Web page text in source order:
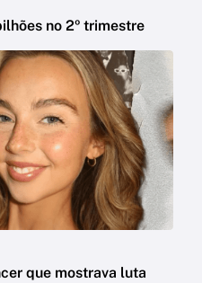
no 2º trimestre
que mostrava luta